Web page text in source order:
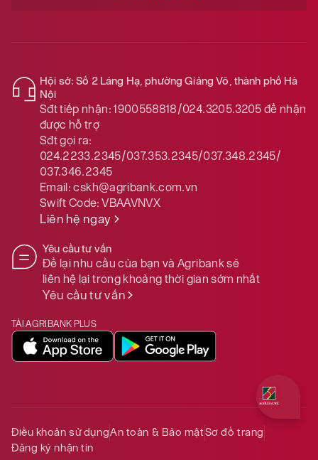
Hội sở: Số 2 Láng Hạ, phường Giảng Võ, thành phố Hà
Nội
Sđt tiếp nhận: 1900558818/024.3205.3205để nhận
được hỗ trợ
Sđt gọi ra:
024.2233.2345/037.353.2345/037.348.2345/
037.346.2345
Email:cskh@agribank.com.vn
Swift Code:VBAAVNVX
Liên hệ ngay
Yêu cầu tư vấn
Để lại nhu cầu của bạn và Agribank sẽ
liên hệ lại trong khoảng thời gian sớm nhất
Yêu cầu tư vấn
TẢI AGRIBANK PLUS
Điều khoản sử dụngAn toàn & Bảo mậtSơ đồ trang
Đăng ký nhận tin
Quý